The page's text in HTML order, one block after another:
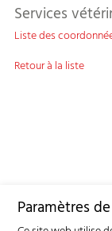
Services
Liste des
Retour à la liste
Paramètres